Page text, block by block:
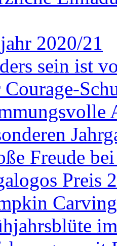
2020/21
sein ist
Courage-
Freude
Preis